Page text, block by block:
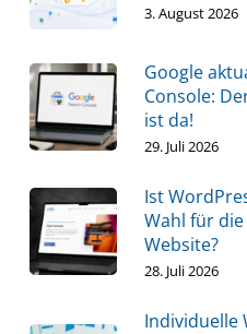
3. August 2026
Google
Console:
ist da!
29. Juli 2026
Ist
Wahl für
Website?
28. Juli 2026
Individuelle